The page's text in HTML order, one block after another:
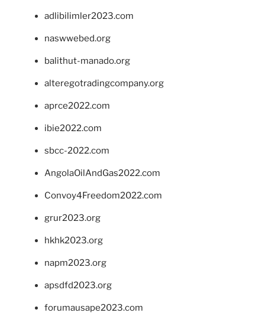
adlibilimler2023.com
naswwebed.org
balithut-manado.org
alteregotradingcompany.org
aprce2022.com
ibie2022.com
sbcc-2022.com
AngolaOilAndGas2022.com
Convoy4Freedom2022.com
grur2023.org
hkhk2023.org
napm2023.org
apsdfd2023.org
forumausape2023.com